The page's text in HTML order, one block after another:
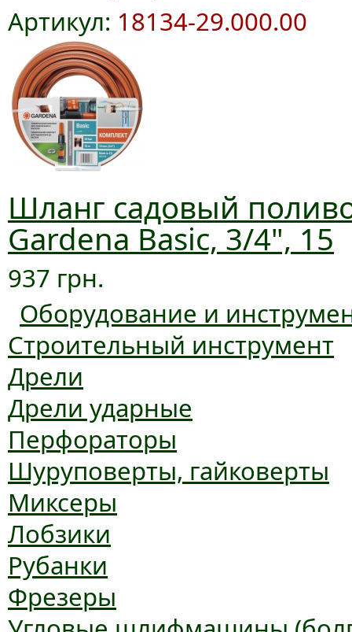
Артикул: 18134-29.000.00
Шланг садовый
Gardena Basic, 3/4", 15
937 грн.
Оборудование и
Строительный инструмент
Дрели
Дрели ударные
Перфораторы
Шуруповерты, гайковерты
Миксеры
Лобзики
Рубанки
Фрезеры